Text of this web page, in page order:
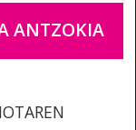
ANTZOKIA